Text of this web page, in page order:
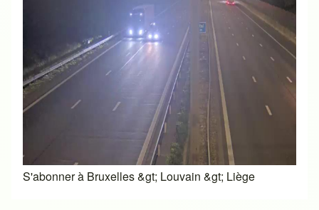
S'abonner à Bruxelles &gt; Louvain &gt; Liège